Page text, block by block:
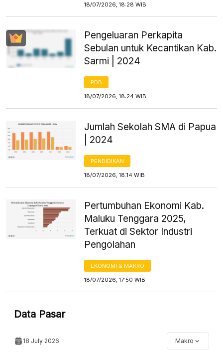
18/07/2026, 18:28 WIB
Pengeluaran Perkapita
Sebulan untuk Kecantikan Kab.
Sarmi | 2024
PDB
18/07/2026, 18:24 WIB
Jumlah Sekolah SMA di Papua
| 2024
PENDIDIKAN
18/07/2026, 18:14 WIB
Pertumbuhan Ekonomi Kab.
Maluku Tenggara 2025,
Terkuat di Sektor Industri
Pengolahan
EKONOMI & MAKRO
18/07/2026, 17:50 WIB
Data Pasar
18 July 2026 Makro